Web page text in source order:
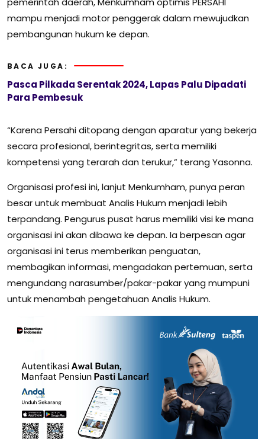
mampu menjadi motor penggerak dalam mewujudkan
pembangunan hukum ke depan.
BACA JUGA:
Pasca Pilkada Serentak 2024, Lapas Palu Dipadati
Para Pembesuk
“Karena Persahi ditopang dengan aparatur yang bekerja
secara profesional, berintegritas, serta memiliki
kompetensi yang terarah dan terukur,” terang Yasonna.
Organisasi profesi ini, lanjut Menkumham, punya peran
besar untuk membuat Analis Hukum menjadi lebih
terpandang. Pengurus pusat harus memiliki visi ke mana
organisasi ini akan dibawa ke depan. Ia berpesan agar
organisasi ini terus memberikan penguatan,
membagikan informasi, mengadakan pertemuan, serta
mengundang narasumber/pakar-pakar yang mumpuni
untuk menambah pengetahuan Analis Hukum.